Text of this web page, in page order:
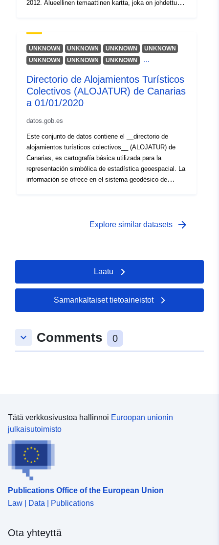
2012. Alueellinen temaattinen kartta, joka on johdettu
Tammaro F.)
UNKNOWN UNKNOWN UNKNOWN
UNKNOWN
UNKNOWN
UNKNOWN UNKNOWN ...
Directorio de Alojamientos Turísticos
Colectivos (ALOJATUR) de Canarias
a 01/01/2020
datos.gob.es
Este conjunto de datos contiene el __directorio de
alojamientos turísticos colectivos__ (ALOJATUR) de
Canarias, es cartografía básica utilizada para la
representación simbólica de estadística geoespacial. La
información se ofrece en el sistema geodésico de
datos alfanuméricos están codificados en __UTF-8__.
Explore similar datasets arrow_forward
Laatu
Samankaltaiset tietoaineistot
keyboard_arrow_down Comments 0
Tätä verkkosivustoa hallinnoi Euroopan unionin
julkaisutoimisto
Publications Office of the European Union
Law | Data | Publications
Ota yhteyttä